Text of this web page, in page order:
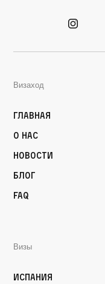
Визаход
Главная
О нас
Новости
Блог
FAQ
Визы
Испания